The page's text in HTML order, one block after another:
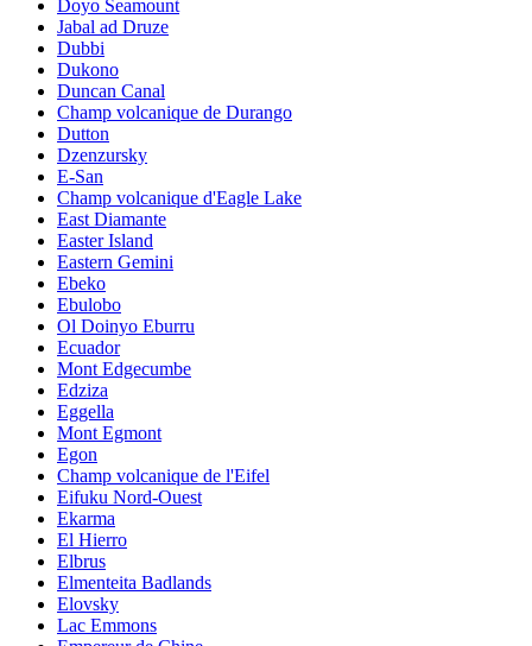
Doyo Seamount
Jabal ad Druze
Dubbi
Dukono
Duncan Canal
Champ volcanique de Durango
Dutton
Dzenzursky
E-San
Champ volcanique d'Eagle Lake
East Diamante
Easter Island
Eastern Gemini
Ebeko
Ebulobo
Ol Doinyo Eburru
Ecuador
Mont Edgecumbe
Edziza
Eggella
Mont Egmont
Egon
Champ volcanique de l'Eifel
Eifuku Nord-Ouest
Ekarma
El Hierro
Elbrus
Elmenteita Badlands
Elovsky
Lac Emmons